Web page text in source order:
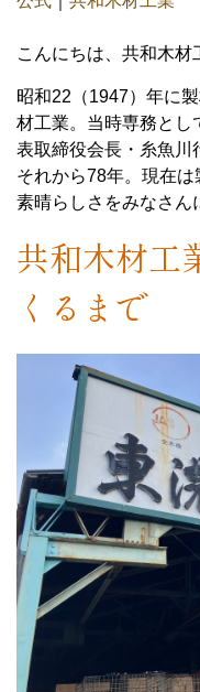
こんにちは、共和木材
昭和22（1947）年に
材工業。当時専務とし
表取締役会長・糸魚川
それから78年。現在
素晴らしさをみなさん
共和木材工
くるまで